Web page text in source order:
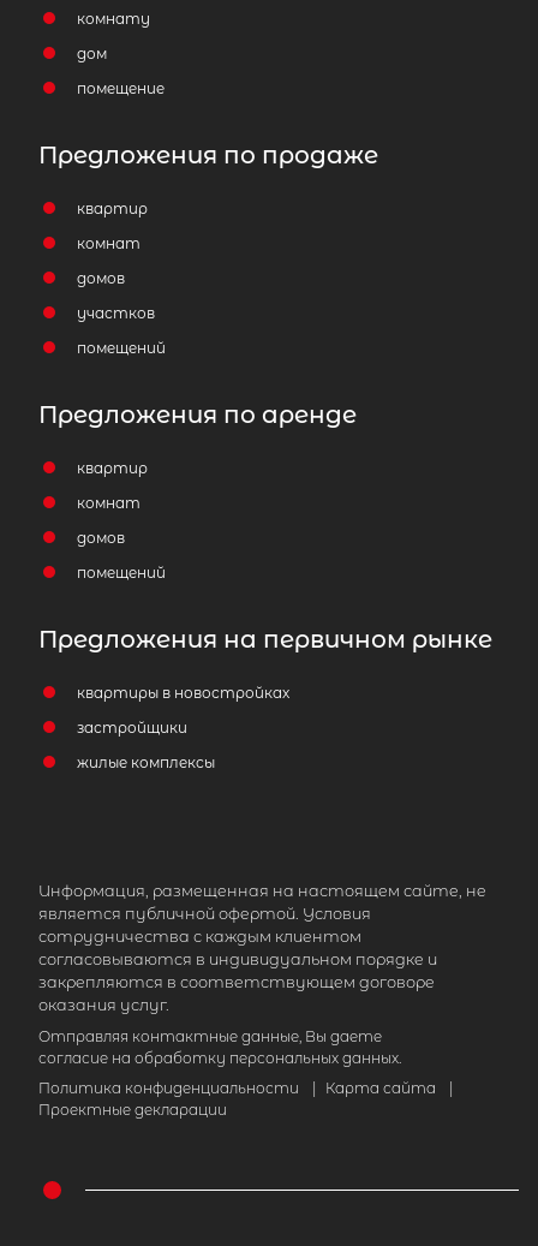
комнату
дом
помещение
Предложения по продаже
квартир
комнат
домов
участков
помещений
Предложения по аренде
квартир
комнат
домов
помещений
Предложения на первичном рынке
квартиры в новостройках
застройщики
жилые комплексы
Информация, размещенная на настоящем сайте, не
является публичной офертой. Условия
сотрудничества с каждым клиентом
согласовываются в индивидуальном порядке и
закрепляются в соответствующем договоре
оказания услуг.
Отправляя контактные данные, Вы даете
согласие на обработку персональных данных.
Политика конфиденциальности
Карта сайта
Проектные декларации